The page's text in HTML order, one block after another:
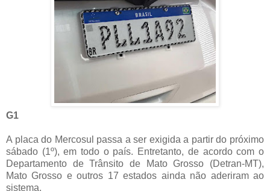
G1
A placa do Mercosul passa a ser exigida a partir do próximo
sábado (1º), em todo o país. Entretanto, de acordo com o
Departamento de Trânsito de Mato Grosso (Detran-MT),
Mato Grosso e outros 17 estados ainda não aderiram ao
sistema.